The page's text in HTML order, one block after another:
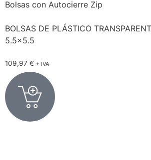
Bolsas con Autocierre Zip
BOLSAS DE PLÁSTICO
5.5×5.5
109,97 € + IVA